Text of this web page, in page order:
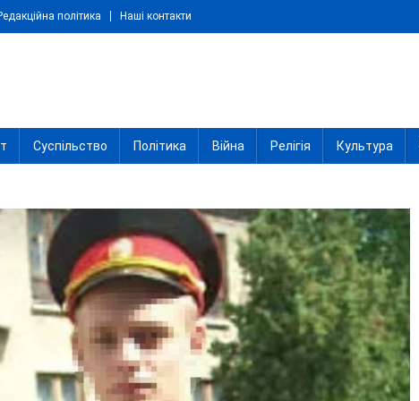
політика Наші контакти
Суспільство Політика Війна Релігія Культура